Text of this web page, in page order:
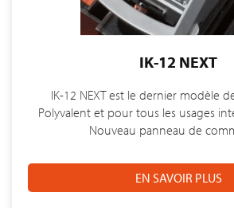
IK-12 NEXT
IK-12 NEXT est le dernier modèle
Polyvalent et pour tous les usages
Nouveau panneau de
EN SAVOIR PLUS